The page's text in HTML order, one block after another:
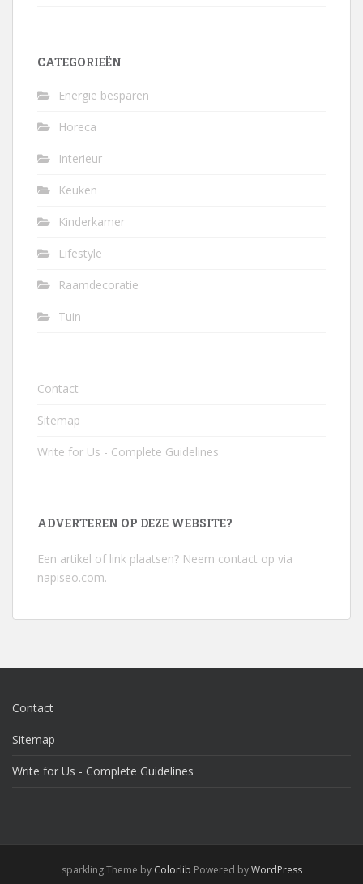
CATEGORIEËN
Energie besparen
Horeca
Interieur
Keuken
Kinderkamer
Lifestyle
Raamdecoratie
Tuin
Contact
Sitemap
Write for Us - Complete Guidelines
ADVERTEREN OP DEZE WEBSITE?
Een artikel of link plaatsen? Neem contact op via
napiseo.com.
Contact
Sitemap
Write for Us - Complete Guidelines
sparkling Theme by Colorlib Powered byWordPress